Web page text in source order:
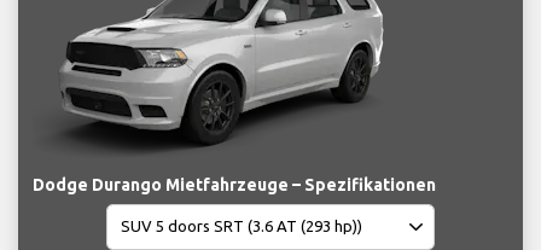
Dodge Durango Mietfahrzeuge – Spezifikationen